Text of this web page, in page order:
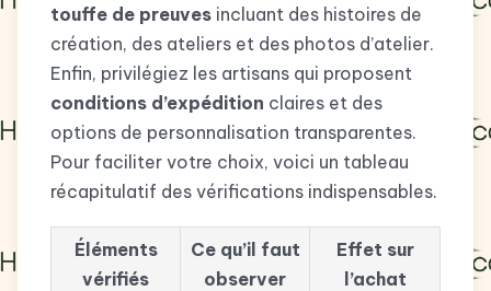
touffe de preuves incluant des histoires de
création, des ateliers et des photos d’atelier.
Enfin, privilégiez les artisans qui proposent
conditions d’expédition claires et des
options de personnalisation transparentes.
Pour faciliter votre choix, voici un tableau
récapitulatif des vérifications indispensables.
Éléments
vérifiés
Ce qu’il faut
observer
Effet sur
l’achat